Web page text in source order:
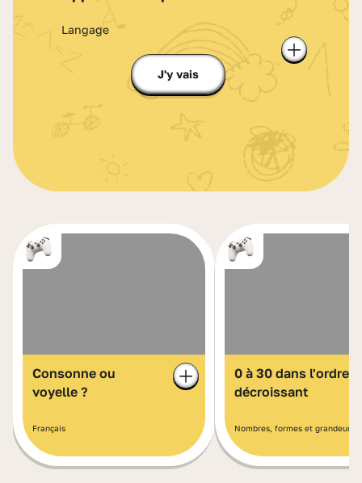
Langage
J'y vais
Ajouter à
Consonne ou
voyelle ?
Français
0 à 30 dans l'ordre
décroissant
Nombres, formes et grandeurs